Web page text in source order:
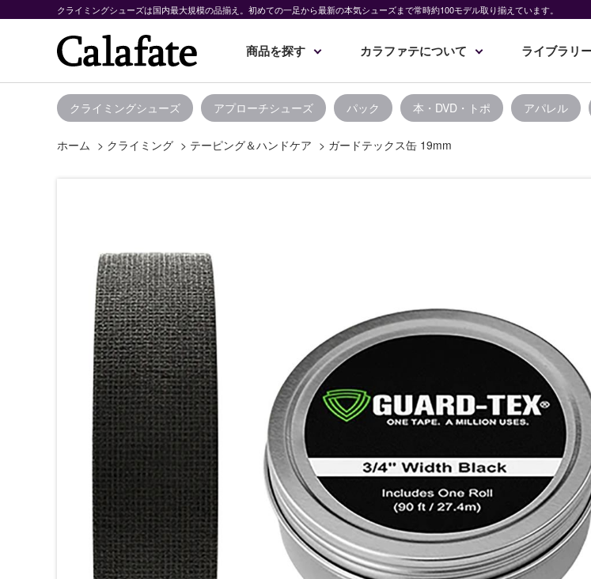
クライミングシューズは国内最大規模の品揃え。初めての一足から最新の本気シューズまで常時約100モデル取り揃えています。
商品を探す カラファテについて ライブラリ
クライミングシューズ アプローチシューズ パック 本・DVD・トポ アパレル
ホーム > クライミング > テーピング＆ハンドケア > ガードテックス缶 19mm